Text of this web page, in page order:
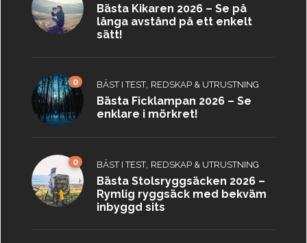
Bästa Kikaren 2026 – Se på
långa avstånd på ett enkelt
sätt!
0 BÄST I TEST, REDSKAP & UTRUSTNING
Bästa Ficklampan 2026 – Se
enklare i mörkret!
0 BÄST I TEST, REDSKAP & UTRUSTNING
Bästa Stolsryggsäcken 2026 –
Rymlig ryggsäck med bekväm
inbyggd sits